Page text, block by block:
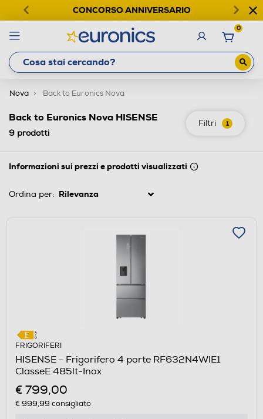
CONCORSO ANNIVERSARIO
0
Nova Back to Euronics Nova
Filtri 1
Back to Euronics Nova HISENSE
9 prodotti
Informazioni sui prezzi e prodotti visualizzati
Ordina per:
FRIGORIFERI
HISENSE - Frigorifero 4 porte RF632N4WIE1
ClasseE 485lt-Inox
€ 799,00
€ 999,99 consigliato